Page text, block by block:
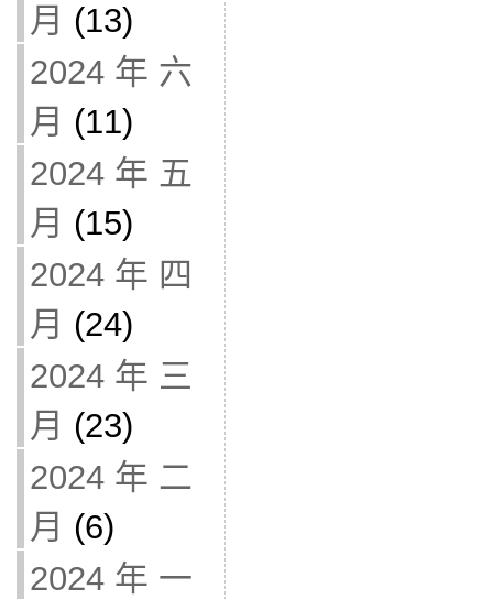
月 (13)
2024 年 六
月 (11)
2024 年 五
月 (15)
2024 年 四
月 (24)
2024 年 三
月 (23)
2024 年 二
月 (6)
2024 年 一